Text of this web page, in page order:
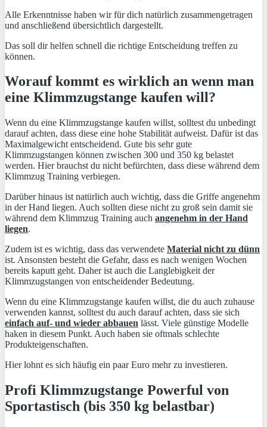
Alle Erkenntnisse haben wir für dich natürlich zusammengetragen
und anschließend übersichtlich dargestellt.
Das soll dir helfen schnell die richtige Entscheidung treffen zu
können.
Worauf kommt es wirklich an wenn man
eine Klimmzugstange kaufen will?
Wenn du eine Klimmzugstange kaufen willst, solltest du unbedingt
darauf achten, dass diese eine hohe Stabilität aufweist. Dafür ist das
Maximalgewicht entscheidend. Gute bis sehr gute
Klimmzugstangen können zwischen 300 und 350 kg belastet
werden. Hier brauchst du nicht befürchten, dass diese während dem
Klimmzug Training verbiegen.
Darüber hinaus ist natürlich auch wichtig, dass die Griffe angenehm
in der Hand liegen. Auch sollten diese nicht zu groß sein damit sie
während dem Klimmzug Training auch angenehm in der Hand
liegen.
Zudem ist es wichtig, dass das verwendete Material nicht zu dünn
ist. Ansonsten besteht die Gefahr, dass es nach wenigen Wochen
bereits kaputt geht. Daher ist auch die Langlebigkeit der
Klimmzugstangen von entscheidender Bedeutung.
Wenn du eine Klimmzugstange kaufen willst, die du auch zuhause
verwenden kannst, solltest du auch darauf achten, dass sie sich
einfach auf- und wieder abbauen lässt. Viele günstige Modelle
haken in diesem Punkt. Auch haben sie oftmals schlechte
Produkteigenschaften.
Hier lohnt es sich häufig ein paar Euro mehr zu investieren.
Profi Klimmzugstange Powerful von
Sportastisch (bis 350 kg belastbar)